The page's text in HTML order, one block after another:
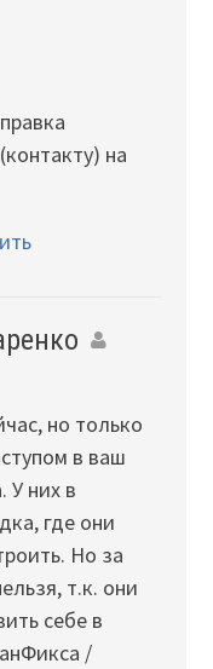
на
но только
в ваш
У них в
где они
Но за
т.к. они
себе в
/